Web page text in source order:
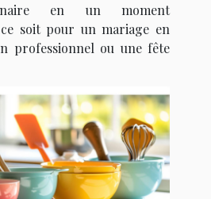
en un moment
soit pour un mariage en
professionnel ou une fête